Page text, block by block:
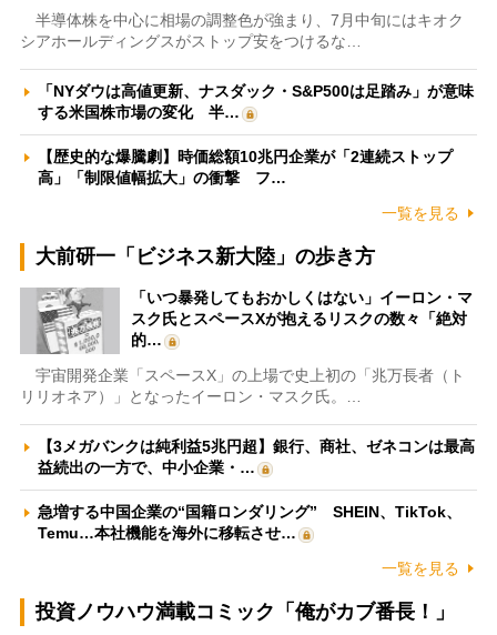
半導体株を中心に相場の調整色が強まり、7月中旬にはキオク
シアホールディングスがストップ安をつけるな…
「NYダウは高値更新、ナスダック・S&P500は足踏み」が意味
する米国株市場の変化 半…
【歴史的な爆騰劇】時価総額10兆円企業が「2連続ストップ
高」「制限値幅拡大」の衝撃 フ…
一覧を見る
大前研一「ビジネス新大陸」の歩き方
「いつ暴発してもおかしくはない」イーロン・マ
スク氏とスペースXが抱えるリスクの数々「絶対
的…
宇宙開発企業「スペースX」の上場で史上初の「兆万長者（ト
リリオネア）」となったイーロン・マスク氏。…
【3メガバンクは純利益5兆円超】銀行、商社、ゼネコンは最高
益続出の一方で、中小企業・…
急増する中国企業の“国籍ロンダリング” SHEIN、TikTok、
Temu…本社機能を海外に移転させ…
一覧を見る
投資ノウハウ満載コミック「俺がカブ番長！」